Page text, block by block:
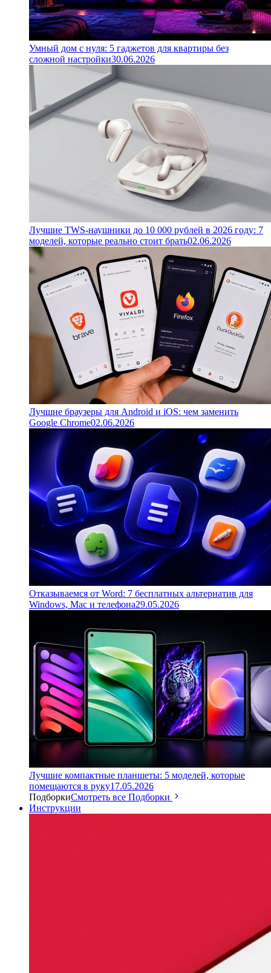
Умный дом с нуля: 5 гаджетов для квартиры без
сложной настройки30.06.2026
Лучшие TWS-наушники до 10 000 рублей в 2026 году: 7
моделей, которые реально стоит брать02.06.2026
Лучшие браузеры для Android и iOS: чем заменить
Google Chrome02.06.2026
Отказываемся от Word: 7 бесплатных альтернатив для
Windows, Mac и телефона29.05.2026
Лучшие компактные планшеты: 5 моделей, которые
помещаются в руку17.05.2026
ПодборкиСмотреть все Подборки
Инструкции